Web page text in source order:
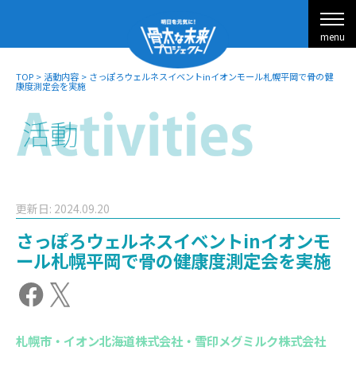
menu
TOP > 活動内容 > さっぽろウェルネスイベントinイオンモール札幌平岡で骨の健
康度測定会を実施
更新日: 2024.09.20
さっぽろウェルネスイベントinイオンモ
ール札幌平岡で骨の健康度測定会を実施
札幌市・イオン北海道株式会社・雪印メグミルク株式会社